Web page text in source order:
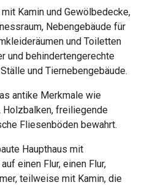
Kamin und Gewölbedecke,
Nebengebäude für
und Toiletten
und behindertengerechte
und Tiernebengebäude.
antike Merkmale wie
freiliegende
Fliesenböden bewahrt.
Haupthaus mit
einen Flur, einen Flur,
teilweise mit Kamin, die